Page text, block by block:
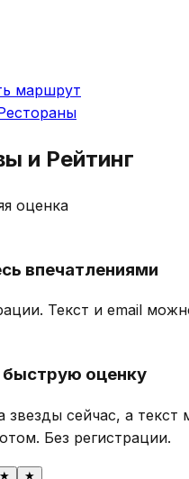
маршрут
и Рейтинг
оценка
впечатлениями
Текст и email
быструю оценку
звезды сейчас, а текст
Без регистрации.
★ ★